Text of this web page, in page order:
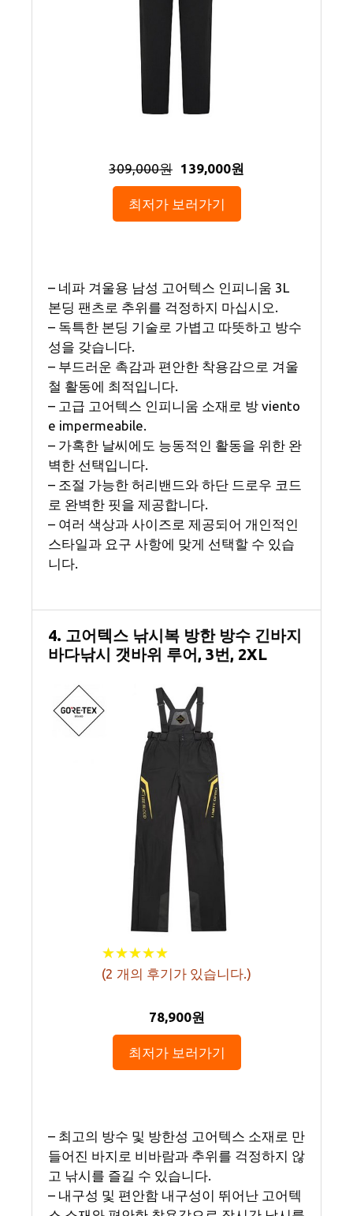
309,000원 139,000원
최저가 보러가기
– 네파 겨울용 남성 고어텍스 인피니움 3L
본딩 팬츠로 추위를 걱정하지 마십시오.
– 독특한 본딩 기술로 가볍고 따뜻하고 방수
성을 갖습니다.
– 부드러운 촉감과 편안한 착용감으로 겨울
철 활동에 최적입니다.
– 고급 고어텍스 인피니움 소재로 방 viento
e impermeabile.
– 가혹한 날씨에도 능동적인 활동을 위한 완
벽한 선택입니다.
– 조절 가능한 허리밴드와 하단 드로우 코드
로 완벽한 핏을 제공합니다.
– 여러 색상과 사이즈로 제공되어 개인적인
스타일과 요구 사항에 맞게 선택할 수 있습
니다.
4. 고어텍스 낚시복 방한 방수 긴바지
바다낚시 갯바위 루어, 3번, 2XL
★★★★★
★★★★★
(2 개의 후기가 있습니다.)
78,900원
최저가 보러가기
– 최고의 방수 및 방한성 고어텍스 소재로 만
들어진 바지로 비바람과 추위를 걱정하지 않
고 낚시를 즐길 수 있습니다.
– 내구성 및 편안함 내구성이 뛰어난 고어텍